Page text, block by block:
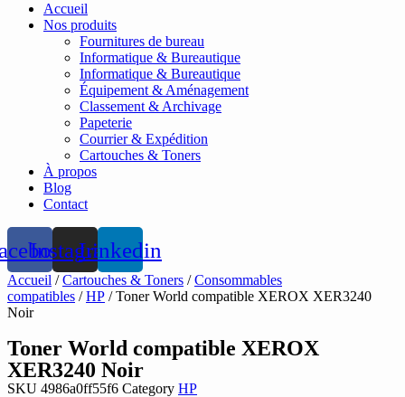
Accueil
Nos produits
Fournitures de bureau
Informatique & Bureautique
Informatique & Bureautique
Équipement & Aménagement
Classement & Archivage
Papeterie
Courrier & Expédition
Cartouches & Toners
À propos
Blog
Contact
InstagramLinkedin
Accueil /Cartouches & Toners /Consommables
compatibles /HP / Toner World compatible XEROX XER3240
Noir
Toner World compatible XEROX
XER3240 Noir
SKU 4986a0ff55f6 Category HP